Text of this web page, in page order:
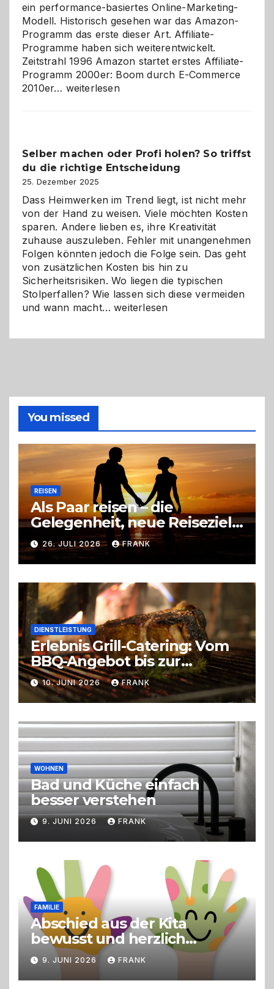
ein performance-basiertes Online-Marketing-
Modell. Historisch gesehen war das Amazon-
Programm das erste dieser Art. Affiliate-
Programme haben sich weiterentwickelt.
Zeitstrahl 1996 Amazon startet erstes Affiliate-
Programm 2000er: Boom durch E-Commerce
2010er… Affiliate-
Herausforderungen
und
Zukunft
weiterlesen
Selber machen oder Profi holen? So triffst
du die richtige Entscheidung
25. Dezember 2025
Dass Heimwerken im Trend liegt, ist nicht mehr
von der Hand zu weisen. Viele möchten Kosten
sparen. Andere lieben es, ihre Kreativität
zuhause auszuleben. Fehler mit unangenehmen
Folgen könnten jedoch die Folge sein. Das geht
von zusätzlichen Kosten bis hin zu
Sicherheitsrisiken. Wo liegen die typischen
Stolperfallen? Wie lassen sich diese vermeiden
und wann macht…Selber
richtige
Entscheidung
weiterlesen
You missed
REISEN
Als Paar reisen – die
Gelegenheit, neue Reiseziele
zu entdecken
26. JULI 2026 FRANK
DIENSTLEISTUNG
Erlebnis Grill-Catering: Vom
BBQ-Angebot bis zur
perfekten Eventorganisation
Trend zu Outdoor-Events,
Erlebnisgastronomie und
Live-Cooking
10. JUNI 2026 FRANK
WOHNEN
Bad und Küche einfach
besser verstehen
9. JUNI 2026 FRANK
FAMILIE
Abschied aus der Kita
bewusst und herzlich
gestalten
9. JUNI 2026 FRANK